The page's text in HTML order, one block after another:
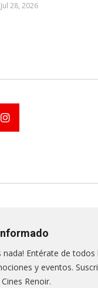
Jul 28, 2026
nada! Entérate de
y eventos.
Renoir.